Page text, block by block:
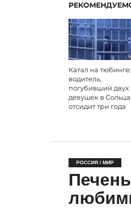
Катал на тюбинге:
водитель,
погубивший двух
девушек в
отсидит три года
РОССИЯ / МИР